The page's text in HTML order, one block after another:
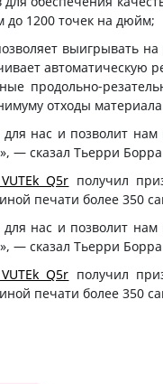
1200 точек на дюйм;
выигрывать
автоматическую
продольно-
отходы
нас и позволит
— сказал Тьерри
Q5r получил
печати более 350
нас и позволит
— сказал Тьерри
Q5r получил
печати более 350